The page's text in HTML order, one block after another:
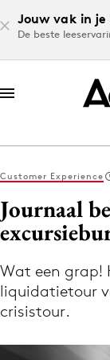
Jouw vak in
De beste
Log in
Volg het
Customer Experience
Journaal
Wat een grap!
liquidatietour
crisistour.